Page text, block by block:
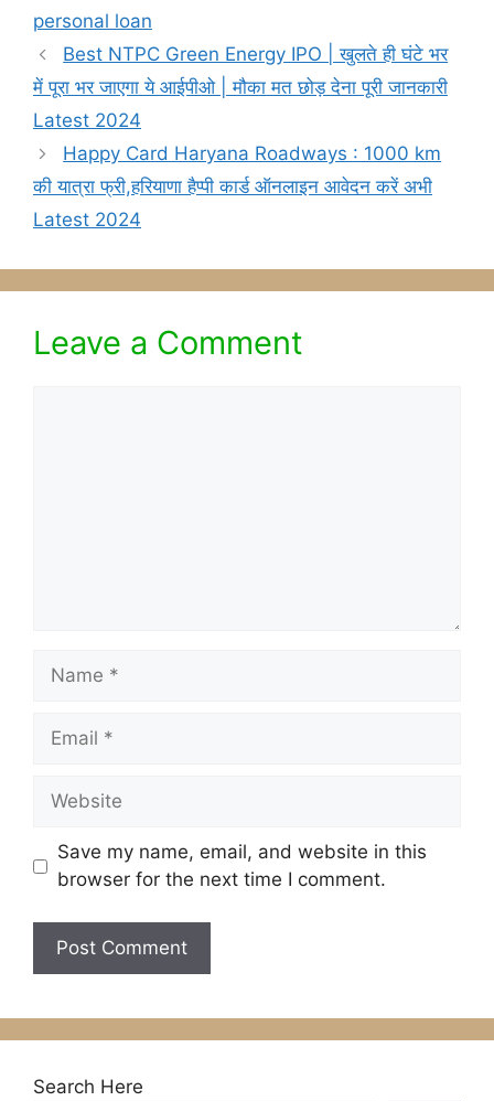
personal loan
Best NTPC Green Energy IPO | खुलते ही घंटे भर
में पूरा भर जाएगा ये आईपीओ | मौका मत छोड़ देना पूरी जानकारी
Latest 2024
Happy Card Haryana Roadways : 1000 km
की यात्रा फ्री,हरियाणा हैप्पी कार्ड ऑनलाइन आवेदन करें अभी
Latest 2024
Leave a Comment
Name
Email
Website
Save my name, email, and website in this
browser for the next time I comment.
Search Here